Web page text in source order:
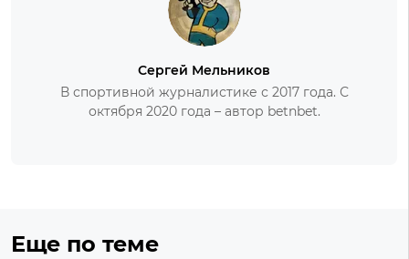
Сергей Мельников
В спортивной журналистике с 2017 года. С
октября 2020 года – автор betnbet.
Еще по теме